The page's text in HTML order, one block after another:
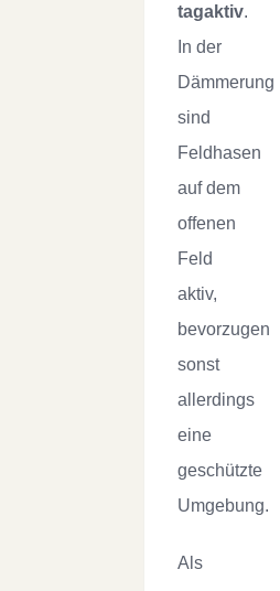
tagaktiv.
In der
Dämmerung
sind
Feldhasen
auf dem
offenen
Feld
aktiv,
bevorzugen
sonst
allerdings
eine
geschützte
Umgebung.
Als